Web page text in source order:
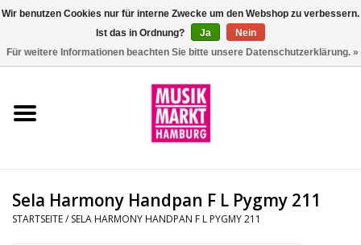
Aktion
Drums
Sela Harmony Handpan F L Pygmy 211
STARTSEITE/ SELA HARMONY HANDPAN F L PYGMY 211
Wir benutzen Cookies nur für interne Zwecke um den Webshop zu verbessern.
Ist das in Ordnung?
Ja
Nein
Für weitere Informationen beachten Sie bitte unsere Datenschutzerklärung. »